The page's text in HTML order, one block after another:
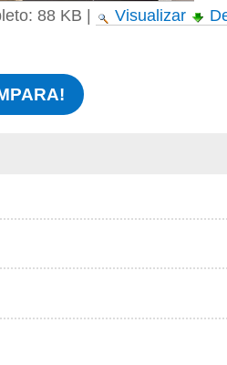
88 KB | Visualizar